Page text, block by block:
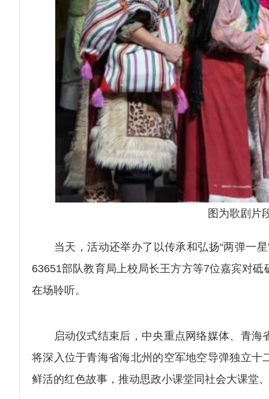
图为歌剧片
当天，活动还举办了以传承和弘扬“两弹一星
63651部队教育局上校局长王方方等7位嘉宾对
在场聆听。
启动仪式结束后，中央重点网络媒体、青海
将深入位于青海省海北州的空军地空导弹独立
鲜活的红色故事，推动思政小课堂同社会大课堂